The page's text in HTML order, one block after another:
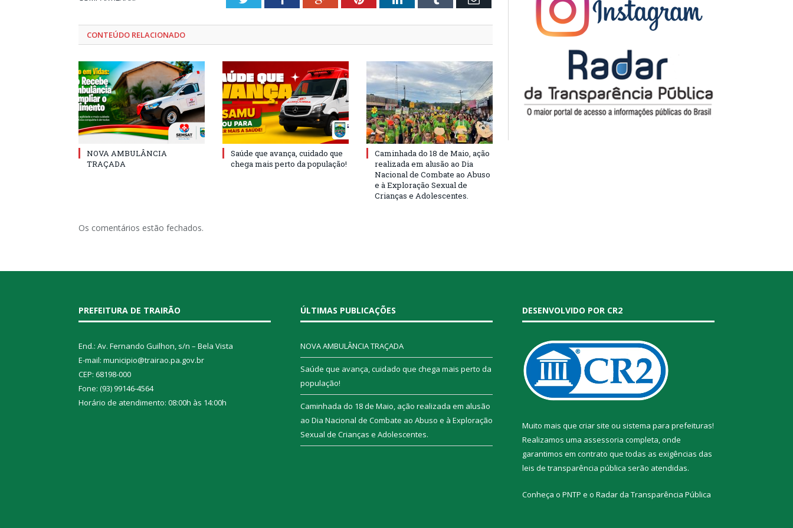
CONTEÚDO RELACIONADO
NOVA AMBULÂNCIA
TRAÇADA
Saúde que avança, cuidado que
chega mais perto da população!
Caminhada do 18 de Maio, ação
realizada em alusão ao Dia
Nacional de Combate ao Abuso
e à Exploração Sexual de
Crianças e Adolescentes.
Os comentários estão fechados.
PREFEITURA DE TRAIRÃO
End.: Av. Fernando Guilhon, s/n – Bela Vista
E-mail: municipio@trairao.pa.gov.br
CEP: 68198-000
Fone: (93) 99146-4564
Horário de atendimento: 08:00h às 14:00h
ÚLTIMAS PUBLICAÇÕES
NOVA AMBULÂNCIA TRAÇADA
Saúde que avança, cuidado que chega mais perto da
população!
Caminhada do 18 de Maio, ação realizada em alusão
ao Dia Nacional de Combate ao Abuso e à Exploração
Sexual de Crianças e Adolescentes.
DESENVOLVIDO POR CR2
Muito mais que criar site ou sistema para prefeituras!
Realizamos uma assessoria completa, onde
garantimos em contrato que todas as exigências das
leis de transparência pública serão atendidas.
Conheça o PNTP e o Radar da Transparência Pública